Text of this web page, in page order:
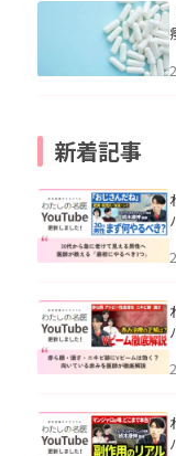
新着記事